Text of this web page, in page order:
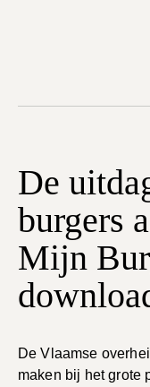
De
burgers
Mijn
De Vlaamse
maken bij het grote